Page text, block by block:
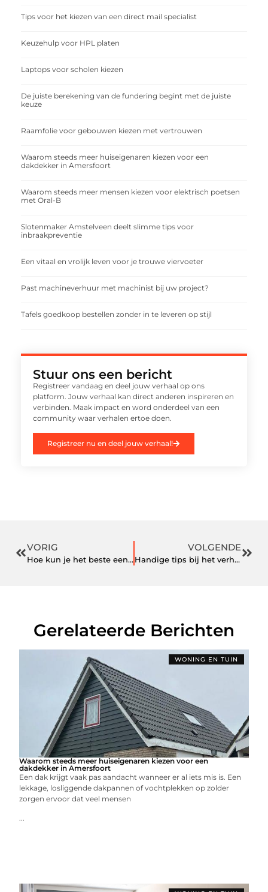
Tips voor het kiezen van een direct mail specialist
Keuzehulp voor HPL platen
Laptops voor scholen kiezen
De juiste berekening van de fundering begint met de juiste
keuze
Raamfolie voor gebouwen kiezen met vertrouwen
Waarom steeds meer huiseigenaren kiezen voor een
dakdekker in Amersfoort
Waarom steeds meer mensen kiezen voor elektrisch poetsen
met Oral-B
Slotenmaker Amstelveen deelt slimme tips voor
inbraakpreventie
Een vitaal en vrolijk leven voor je trouwe viervoeter
Past machineverhuur met machinist bij uw project?
Tafels goedkoop bestellen zonder in te leveren op stijl
Stuur ons een bericht
Registreer vandaag en deel jouw verhaal op ons
platform. Jouw verhaal kan direct anderen inspireren en
verbinden. Maak impact en word onderdeel van een
community waar verhalen ertoe doen.
Registreer nu en deel jouw verhaal!
VORIG
Hoe kun je het beste een website laten maken
VOLGENDE
Handige tips bij het verhuizen
Gerelateerde Berichten
WONING EN TUIN
Waarom steeds meer huiseigenaren kiezen voor een
dakdekker in Amersfoort
Een dak krijgt vaak pas aandacht wanneer er al iets mis is. Een
lekkage, losliggende dakpannen of vochtplekken op zolder
zorgen ervoor dat veel mensen
...